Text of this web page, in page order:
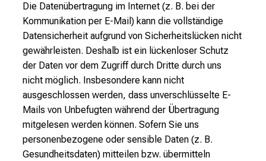
Die Datenübertragung im Internet (z. B. bei der
Kommunikation per E-Mail) kann die vollständige
Datensicherheit aufgrund von Sicherheitslücken nicht
gewährleisten. Deshalb ist ein lückenloser Schutz
der Daten vor dem Zugriff durch Dritte durch uns
nicht möglich. Insbesondere kann nicht
ausgeschlossen werden, dass unverschlüsselte E-
Mails von Unbefugten während der Übertragung
mitgelesen werden können. Sofern Sie uns
personenbezogene oder sensible Daten (z. B.
Gesundheitsdaten) mitteilen bzw. übermitteln